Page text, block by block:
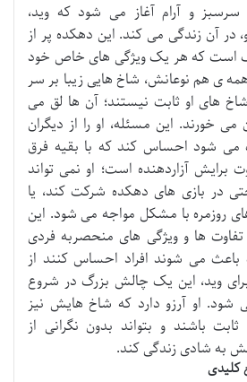
و آرام آغاز می شود که وید،
در آن زندگی می کند. این دهکده پر از
است که هر یک ویژگی های خاص خود
همه ی هم نوعانش، شاخ هایی زیبا بر سر
شاخ های او ثابت نیستند؛ آن ها لق می
خورند. این مسئله، او را از دیگران
می شود احساس کند که با بقیه فرق
برایش آزاردهنده است؛ او نمی تواند
در بازی های دهکده شرکت کند، یا
روزمره با مشکل مواجه می شود. این
ها و ویژگی های منحصربه فردی
می شوند افراد احساس کنند از
وید، این یک چالش بزرگ در شروع
او آرزو دارد که شاخ هایش نیز
باشند و بتواند بدون نگرانی از
به شادی زندگی کند.
کلیدی